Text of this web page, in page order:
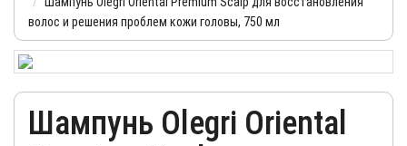
НОВИНКИ
КАБИНЕТ
волос и решения проблем кожи головы, 750 мл
Шампунь Olegri Oriental